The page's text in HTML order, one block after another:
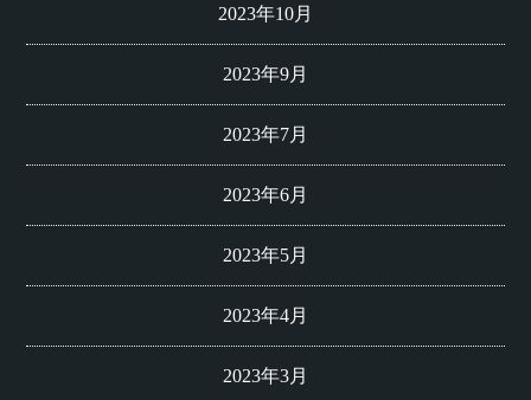
2023年10月
2023年9月
2023年7月
2023年6月
2023年5月
2023年4月
2023年3月